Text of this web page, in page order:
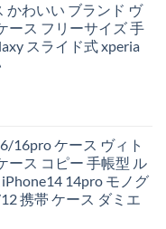
かわいい ブランド ヴ
ース フリーサイズ 手
スライド式 xperia
16pro ケース ヴィト
ース コピー 手帳型 ル
14pro モノグ
携帯 ケース ダミエ